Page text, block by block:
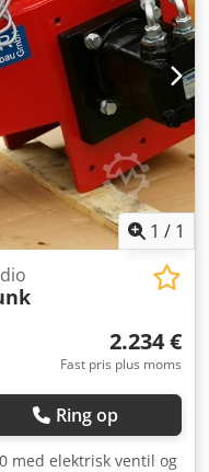
1 / 1
2.234 €
Fast pris plus moms
Ring op
med elektrisk ventil og